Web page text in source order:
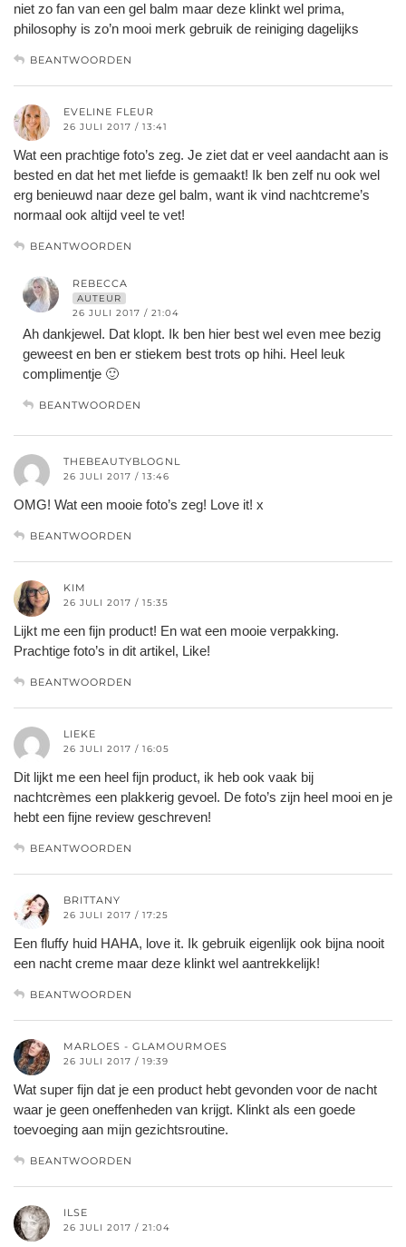
niet zo fan van een gel balm maar deze klinkt wel prima,
philosophy is zo’n mooi merk gebruik de reiniging dagelijks
BEANTWOORDEN
EVELINE FLEUR
26 JULI 2017 / 13:41
Wat een prachtige foto’s zeg. Je ziet dat er veel aandacht aan is
bested en dat het met liefde is gemaakt! Ik ben zelf nu ook wel
erg benieuwd naar deze gel balm, want ik vind nachtcreme’s
normaal ook altijd veel te vet!
BEANTWOORDEN
REBECCA
AUTEUR
26 JULI 2017 / 21:04
Ah dankjewel. Dat klopt. Ik ben hier best wel even mee bezig
geweest en ben er stiekem best trots op hihi. Heel leuk
complimentje 🙂
BEANTWOORDEN
THEBEAUTYBLOGNL
26 JULI 2017 / 13:46
OMG! Wat een mooie foto’s zeg! Love it! x
BEANTWOORDEN
KIM
26 JULI 2017 / 15:35
Lijkt me een fijn product! En wat een mooie verpakking.
Prachtige foto’s in dit artikel, Like!
BEANTWOORDEN
LIEKE
26 JULI 2017 / 16:05
Dit lijkt me een heel fijn product, ik heb ook vaak bij
nachtcrèmes een plakkerig gevoel. De foto’s zijn heel mooi en je
hebt een fijne review geschreven!
BEANTWOORDEN
BRITTANY
26 JULI 2017 / 17:25
Een fluffy huid HAHA, love it. Ik gebruik eigenlijk ook bijna nooit
een nacht creme maar deze klinkt wel aantrekkelijk!
BEANTWOORDEN
MARLOES - GLAMOURMOES
26 JULI 2017 / 19:39
Wat super fijn dat je een product hebt gevonden voor de nacht
waar je geen oneffenheden van krijgt. Klinkt als een goede
toevoeging aan mijn gezichtsroutine.
BEANTWOORDEN
ILSE
26 JULI 2017 / 21:04